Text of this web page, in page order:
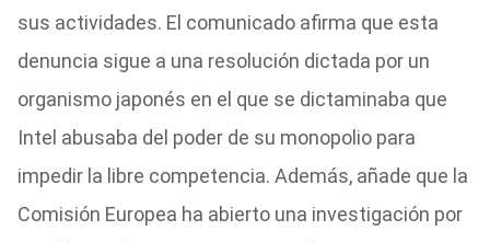
sus actividades. El comunicado afirma que esta
denuncia sigue a una resolución dictada por un
organismo japonés en el que se dictaminaba que
Intel abusaba del poder de su monopolio para
impedir la libre competencia. Además, añade que la
Comisión Europea ha abierto una investigación por